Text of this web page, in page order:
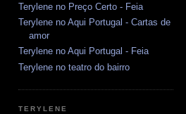
Terylene no Preço Certo - Feia
Terylene no Aqui Portugal - Cartas de
amor
Terylene no Aqui Portugal - Feia
Terylene no teatro do bairro
TERYLENE